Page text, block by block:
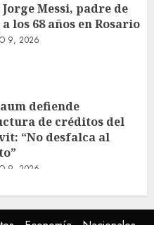
Messi, padre de
los 68 años en Rosario
9, 2026
defiende
de créditos del
“No desfalca al
9, 2026
respalda soberanía